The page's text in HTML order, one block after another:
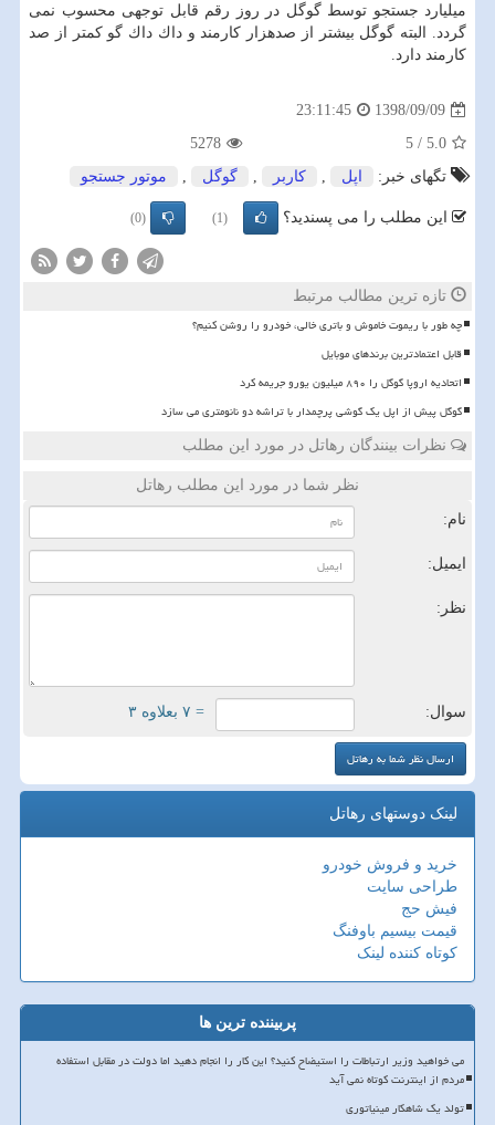
میلیارد جستجو توسط گوگل در روز رقم قابل توجهی محسوب نمی
گردد. البته گوگل بیشتر از صدهزار كارمند و داك داك گو كمتر از صد
كارمند دارد.
1398/09/09
23:11:45
5.0
/
5
5278
تگهای خبر:
اپل , كاربر , گوگل , موتور جستجو
این مطلب را می پسندید؟ (1)
(0)
تازه ترین مطالب مرتبط
چه طور با ریموت خاموش و باتری خالی، خودرو را روشن کنیم؟
قابل اعتمادترین برندهای موبایل
اتحادیه اروپا گوگل را ۸۹۰ میلیون یورو جریمه کرد
گوگل پیش از اپل یک گوشی پرچمدار با تراشه دو نانومتری می سازد
نظرات بینندگان رهاتل در مورد این مطلب
نظر شما در مورد این مطلب رهاتل
نام:
ایمیل:
نظر:
سوال: = ۷ بعلاوه ۳
لینک دوستهای رهاتل
خرید و فروش خودرو
طراحی سایت
فیش حج
قیمت بیسیم باوفنگ
کوتاه کننده لینک
پربیننده ترین ها
می خواهید وزیر ارتباطات را استیضاح کنید؟ این کار را انجام دهید اما دولت در مقابل استفاده
مردم از اینترنت کوتاه نمی آید
تولد یک شاهکار مینیاتوری